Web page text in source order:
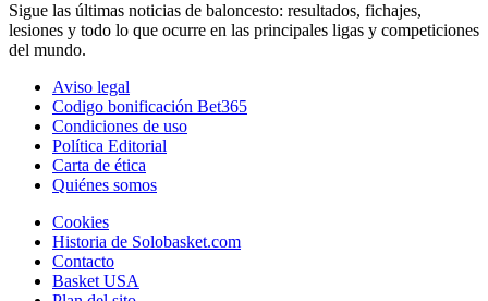
Sigue las últimas noticias de baloncesto: resultados, fichajes,
lesiones y todo lo que ocurre en las principales ligas y competiciones
del mundo.
Aviso legal
Codigo bonificación Bet365
Condiciones de uso
Política Editorial
Carta de ética
Quiénes somos
Cookies
Historia de Solobasket.com
Contacto
Basket USA